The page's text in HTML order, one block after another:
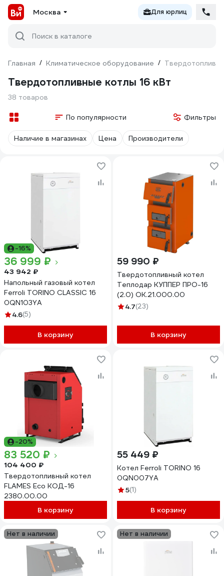
Москва Для юрлиц
Поиск в каталоге
Главная / Климатическое оборудование /
Твердотопливные котлы 16 кВт
38 товаров
По популярности Фильтры
Наличие в магазинах Цена Производители
-16%
36 999 ₽
43 942 ₽
Напольный газовый котел
Ferroli TORINO CLASSIC 16
0QN103YA
4.6(5)
В корзину
59 990 ₽
Твердотопливный котел
Теплодар КУППЕР ПРО-16
(2.0) ОК.21.000.00
4.7(23)
В корзину
-20%
83 520 ₽
104 400 ₽
Твердотопливный котел
FLAMES Eco КОД-16
2380.00.00
В корзину
55 449 ₽
Котел Ferroli TORINO 16
0QN007YA
5(1)
В корзину
Нет в наличии Нет в наличии